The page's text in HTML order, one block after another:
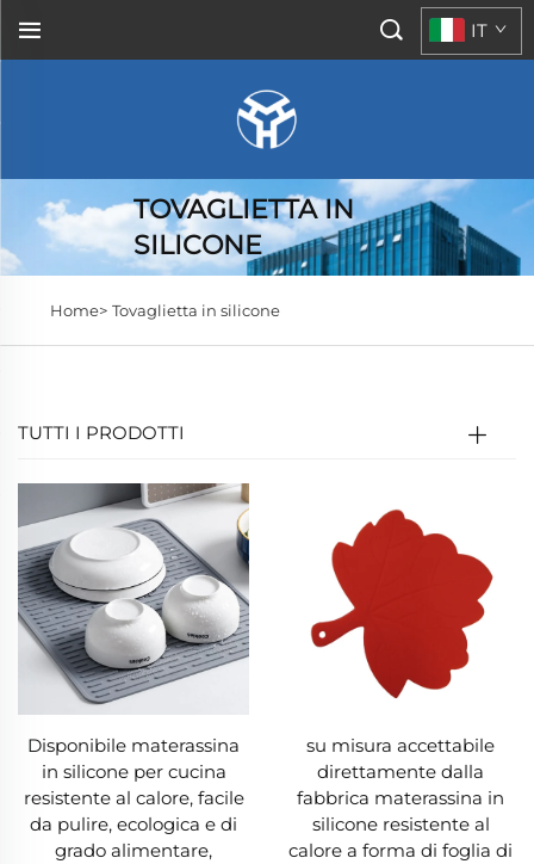
IT
TOVAGLIETTA IN
SILICONE
Home> Tovaglietta in silicone
TUTTI I PRODOTTI
Disponibile materassina
in silicone per cucina
resistente al calore, facile
da pulire, ecologica e di
grado alimentare,
su misura accettabile
direttamente dalla
fabbrica materassina in
silicone resistente al
calore a forma di foglia di